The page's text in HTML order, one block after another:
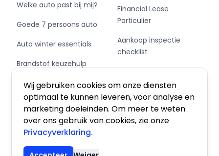
Wij gebruiken cookies om onze diensten
optimaal te kunnen leveren, voor analyse en
marketing doeleinden. Om meer te weten
over ons gebruik van cookies, zie onze
Privacyverklaring.
Welke auto past bij mij?
Goede 7 persoons auto
Auto winter essentials
Brandstof keuzehulp
Schakel of automaat?
Financial Lease
Particulier
Aankoop inspectie
checklist
Private Leasen,
Financieren of Kopen?